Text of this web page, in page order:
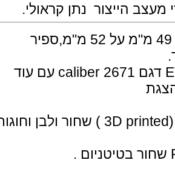
הייצור נתן קראולי.
השעון בנוי טיטנים שחור PVD בקוטר 49 מ"מ על 52 מ"מ,ספיר
המנגנון משולב, מכני אוטומטי של ETA דגם caliber 2671 עם עוד
חוגת השעון מודפסת בשלוה מימדים (3D printed ) שחור ולבן וחוגות